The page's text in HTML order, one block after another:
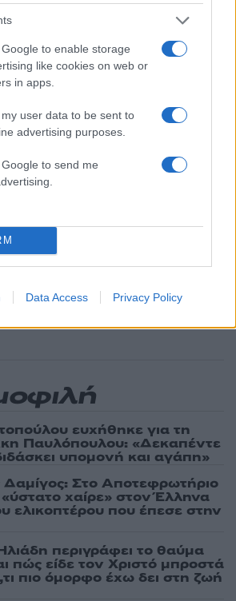
to enable storage
like cookies on web or
in apps.
user data to be sent to
advertising purposes.
to send me
Data Access Privacy Policy
2000 /2000
από reCAPTCHA, ισχύουν
Ελλάδα
στοGoogle Newsκαι
ευχήθηκε για τη
Παυλόπουλου: «Δεκαπέντε
υπομονή και αγάπη»
Δαμίγος: Στο Αποτεφρωτήριο
χαίρε» στον Έλληνα
ελικοπτέρου που έπεσε στην
περιγράφει το θαύμα
πώς είδε τον Χριστό μπροστά
πιο όμορφο έχω δει στη ζωή